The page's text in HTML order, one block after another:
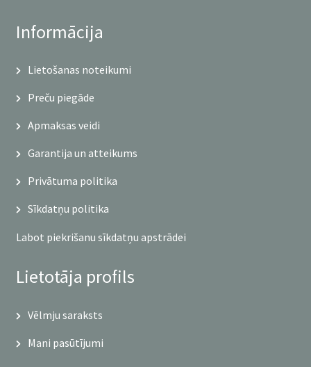
Informācija
Lietošanas noteikumi
Preču piegāde
Apmaksas veidi
Garantija un atteikums
Privātuma politika
Sīkdatņu politika
Labot piekrišanu sīkdatņu apstrādei
Lietotāja profils
Vēlmju saraksts
Mani pasūtījumi